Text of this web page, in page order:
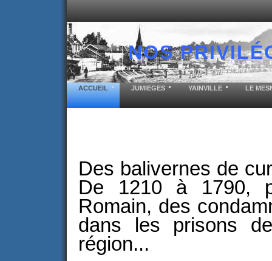
NOS
ACCUEIL JUMIEGES YAINVILLE LE
Des balivernes de
De 1210 à 1790,
Romain, des
dans les prisons
région...